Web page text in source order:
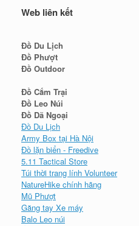
Web liên kết
Đồ Du Lịch
Đồ Phượt
Đồ Outdoor
Đồ Cắm Trại
Đồ Leo Núi
Đồ Dã Ngoại
Đồ Du Lịch
Army Box tại Hà Nội
Đồ lặn biển - Freedive
5.11 Tactical Store
Túi thời trang lính Volunteer
NatureHike chính hãng
Mũ Phượt
Găng tay Xe máy
Balo Leo núi